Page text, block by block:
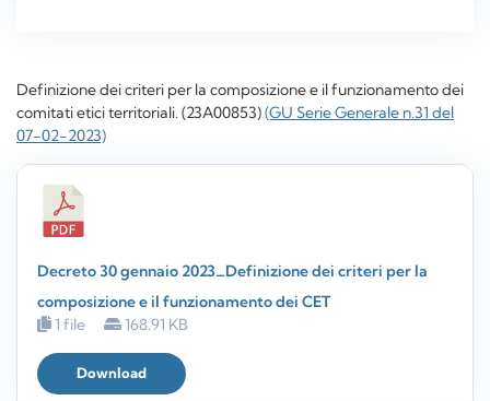
Definizione dei criteri per la composizione e il funzionamento dei
comitati etici territoriali. (23A00853)(GU Serie Generale n.31 del
07-02-2023)
Decreto 30 gennaio 2023_Definizione dei criteri per la
composizione e il funzionamento dei CET
1 file
168.91 KB
Download